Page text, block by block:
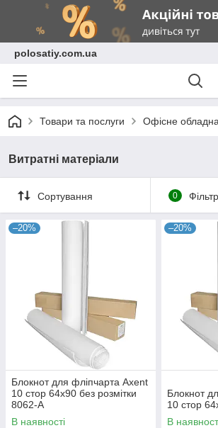
polosatiy.com.ua
Товари та послуги Офісне
Витратні матеріали
Сортування 0
–20%
Блокнот для фліпчарта Axent
10 стор 64х90 без розмітки
8062-А
В наявності
–20%
Блокнот
10 стор
В